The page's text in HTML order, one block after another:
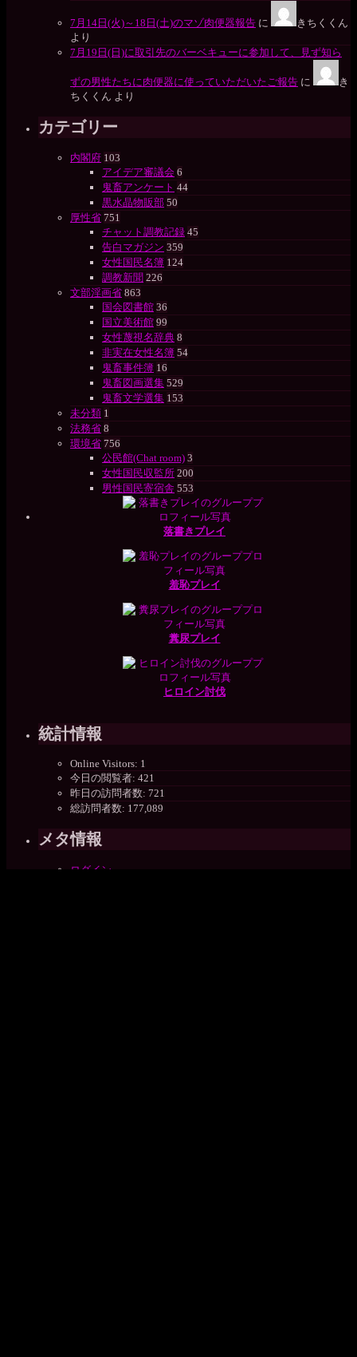
7月14日(火)～18日(土)のマゾ肉便器報告 に
きちくくん
より
7月19日(日)に取引先のバーベキューに参加して、見ず知ら
ずの男性たちに肉便器に使っていただいたご報告 に
き
ちくくん より
カテゴリー
内閣府 103
アイデア審議会 6
鬼畜アンケート 44
黒水晶物販部 50
厚性省 751
チャット調教記録 45
告白マガジン 359
女性国民名簿 124
調教新聞 226
文部淫画省 863
国会図書館 36
国立美術館 99
女性蔑視名辞典 8
非実在女性名簿 54
鬼畜事件簿 16
鬼畜図画選集 529
鬼畜文学選集 153
未分類 1
法務省 8
環境省 756
公民館(Chat room) 3
女性国民収監所 200
男性国民寄宿舎 553
落書きプレイ
羞恥プレイ
糞尿プレイ
ヒロイン討伐
統計情報
Online Visitors: 1
今日の閲覧者: 421
昨日の訪問者数: 721
総訪問者数: 177,089
メタ情報
ログイン